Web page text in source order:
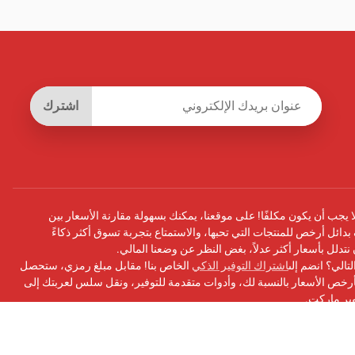
اشترك
أن يكون مكلفًا! على موقعنا، يمكنك بسهولة مقارنة الأسعار بين
أرخص للمنتجات التي تحبها، والاستمتاع بتجربة تسوق أكثر ذكاءً
نتدلل بأسعار أكثر عدلاً، بغض النظر عن وضعنا المالي.
انضم إلىاشتراك التوفير الذكي الخاص بنا! مقابل مبلغ رمزي، ستحصل
الأسعار بالنسبة لك، وأدوات متقدمة للتوفير، ونقل سلس لعربتك إلى
ماركت.